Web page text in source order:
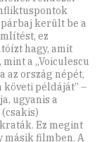
került be a
ez
hagy, amit
a „Voiculescu
az ország népét,
követi példáját” –
ugyanis a
Ez megint
másik filmben. A